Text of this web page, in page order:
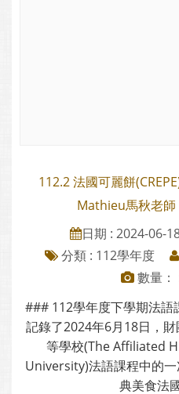
112.2 法國可麗餅
Mathieu馬秋老師
日期 : 2024-06-
分類 : 112學年度
數量：
### 112學年度下學期法語
記錄了2024年6月18日，
等學校(The Affiliated
University)法語課程中的
典美食法